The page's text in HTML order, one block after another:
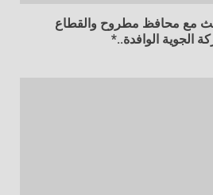
مع محافظ مطروح والقطاع
الجوية الوافدة..*